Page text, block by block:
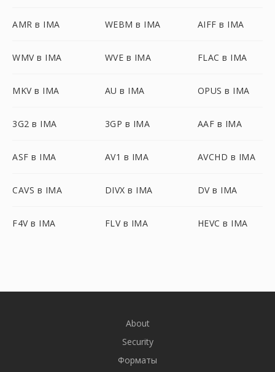
AMR в IMA WEBM в IMA AIFF в IMA
WMV в IMA WVE в IMA FLAC в IMA
MKV в IMA AU в IMA OPUS в IMA
3G2 в IMA 3GP в IMA AAF в IMA
ASF в IMA AV1 в IMA AVCHD в IMA
CAVS в IMA DIVX в IMA DV в IMA
F4V в IMA FLV в IMA HEVC в IMA
About
Security
Форматы